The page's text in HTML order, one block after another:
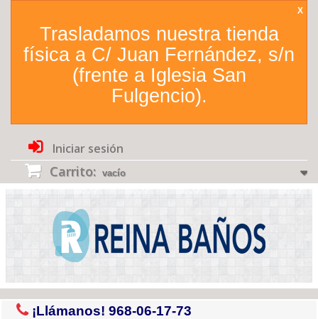
Trasladamos nuestra tienda
física a C/ Juan Fernández, s/n
(frente a Iglesia San
Fulgencio).
X
Iniciar sesión
Carrito: vacío
¡Llámanos! 968-06-17-73